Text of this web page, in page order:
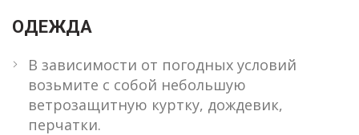
ОДЕЖДА
В зависимости от погодных условий
возьмите с собой небольшую
ветрозащитную куртку, дождевик,
перчатки.